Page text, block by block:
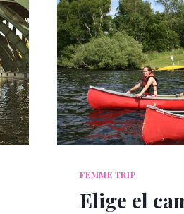
LAS
DE
CANADÁ
FEMME TRIP
Elige el